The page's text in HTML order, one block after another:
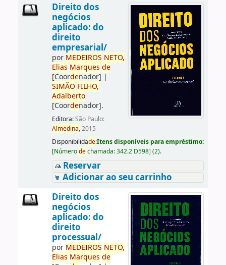
Direito dos
negócios
aplicado: do
direito
empresarial/
por MEDEIROS NETO,
Elias Marques de
[Coordenador] |
SIMÃO FILHO,
Adalberto
[Coordenador].
Editora:São Paulo:
Almedina,2015
Disponibilidade:Itens disponíveis para empréstimo:
[Númerodechamada:342.2 D598] (2).
Reservar
Adicionar ao seu carrinho
Direito dos
negócios
aplicado: do
direito
processual/
por MEDEIROS NETO,
Elias Marques de